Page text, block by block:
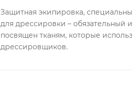
Защитная экипировка,
для дрессировки – обязательный
посвящен тканям, которые
дрессировщиков.